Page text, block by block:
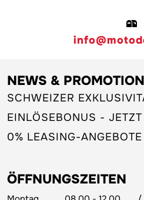
NEWS &
SCHWEIZER
EINLÖSEBONUS -
0% LEASING-ANGEBOTE
ÖFFNUNGSZEITEN